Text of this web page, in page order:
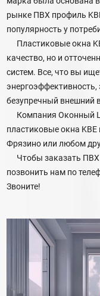
рынке ПВХ профиль
популярность у
Пластиковые окна
качество, но и
систем. Все, что вы
энергоэффективность,
безупречный внешний
Компания Оконный
пластиковые окна
Фрязино или любом
Чтобы заказать
позвонить нам по
Звоните!